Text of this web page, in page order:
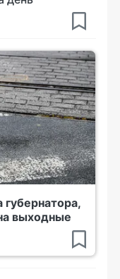
губернатора,
выходные